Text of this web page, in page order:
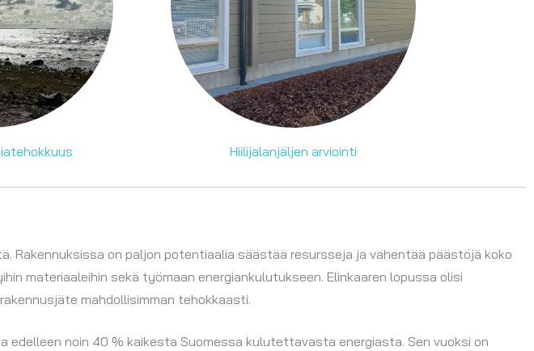
Hiilijalanjäljen arviointi
on paljon potentiaalia säästää resursseja ja vähentää päästöjä koko
materiaaleihin sekä työmaan energiankulutukseen. Elinkaaren lopussa olisi
mahdollisimman tehokkaasti.
noin 40 % kaikesta Suomessa kulutettavasta energiasta. Sen vuoksi on